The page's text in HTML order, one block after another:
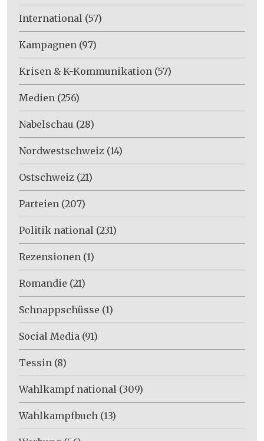
International (57)
Kampagnen (97)
Krisen & K-Kommunikation (57)
Medien (256)
Nabelschau (28)
Nordwestschweiz (14)
Ostschweiz (21)
Parteien (207)
Politik national (231)
Rezensionen (1)
Romandie (21)
Schnappschüsse (1)
Social Media (91)
Tessin (8)
Wahlkampf national (309)
Wahlkampfbuch (13)